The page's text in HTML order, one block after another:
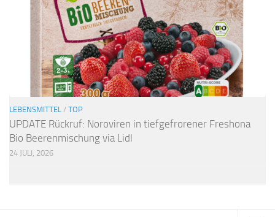
LEBENSMITTEL / TOP
UPDATE Rückruf: Noroviren in tiefgefrorener Freshona
Bio Beerenmischung via Lidl
24 JULI, 2026